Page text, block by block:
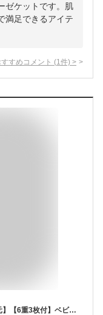
ゼケットです。肌
満足できるアイテ
すめコメント (1 件) >
【マラソン5%OFFクーポン×DEAL 10%還元】【6重3枚付】ベビー バスタオル おくるみ ガーゼ 6重ガーゼ イブル ガーゼケット ガーゼタオル 夏 秋冬 パイル 吸水速乾 赤ちゃん 綿100% 冬 ベビー 無地 新生児 アフガン スワドル コットン ブランケット 退院 出産祝い 出産準備